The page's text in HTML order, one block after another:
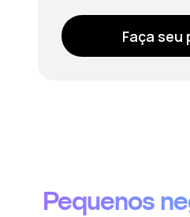
Faça seu
Pequenos